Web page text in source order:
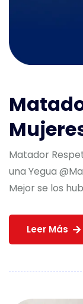
Matador
una Yegua
Mejor se los
Leer Más